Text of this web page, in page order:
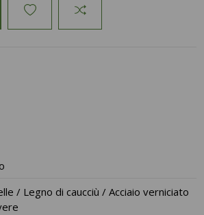
/ Legno di caucciù / Acciaio verniciato